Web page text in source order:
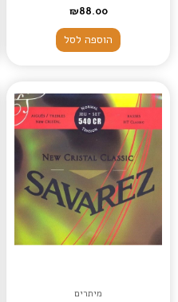
₪88.00
הוספה לסל
מיתרים